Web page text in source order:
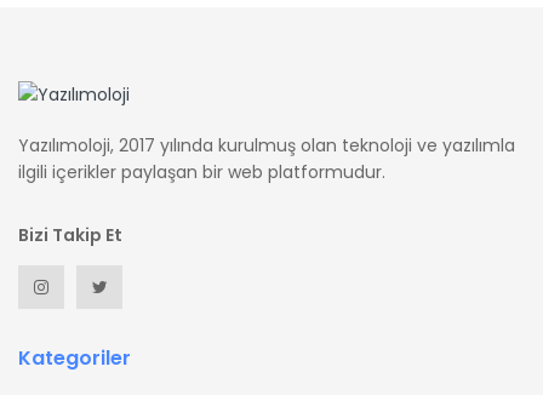
Yazılımoloji, 2017 yılında kurulmuş olan teknoloji ve yazılımla
ilgili içerikler paylaşan bir web platformudur.
Bizi Takip Et
Kategoriler